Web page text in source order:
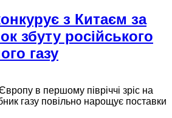
з Китаєм за
збуту російського
газу
в першому півріччі зріс на
газу повільно нарощує поставки